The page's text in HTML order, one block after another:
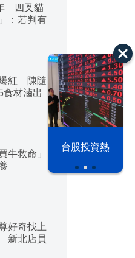
42演習 台股投資熱
四叉貓
：若判有
爆紅 陳隨
材滷出
救命」
好奇找上
新北店員